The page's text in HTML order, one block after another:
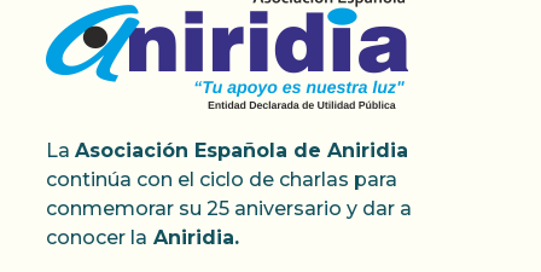
La Asociación Española de Aniridia
continúa con el ciclo de charlas para
conmemorar su 25 aniversario y dar a
conocer la Aniridia.